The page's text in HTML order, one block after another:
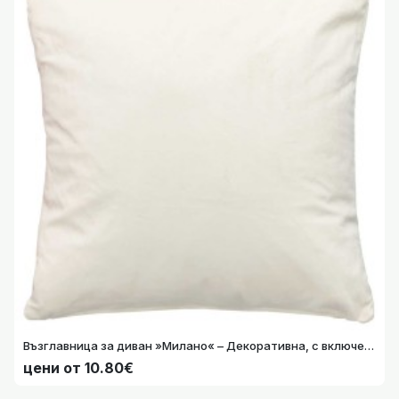
Възглавница за диван »Милано« – Декоративна, с включен пълнеж. Луксозна кадифена дамаска с цип, изключително мека. 203572 203572-007
цени от 10.80€
Възглавница за диван »Милано« – Декоративна, с включен пълнеж. Луксозна кадифена дамаска с цип, изключително мека. 203572 203572-007